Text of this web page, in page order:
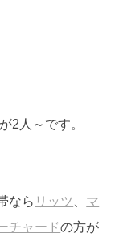
2人～です。
なら リッツ
マ
チャードの方が